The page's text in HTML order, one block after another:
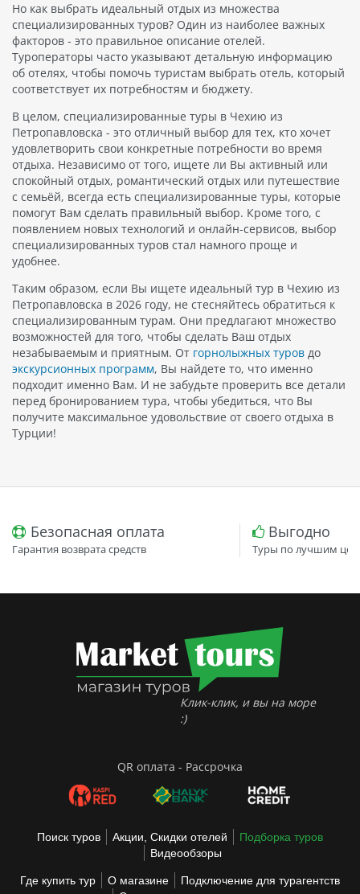
Но как выбрать идеальный отдых из множества
специализированных туров? Один из наиболее важных
факторов - это правильное описание отелей.
Туроператоры часто указывают детальную информацию
об отелях, чтобы помочь туристам выбрать отель, который
соответствует их потребностям и бюджету.
В целом, специализированные туры в Чехию из
Петропавловска - это отличный выбор для тех, кто хочет
удовлетворить свои конкретные потребности во время
отдыха. Независимо от того, ищете ли Вы активный или
спокойный отдых, романтический отдых или путешествие
с семьёй, всегда есть специализированные туры, которые
помогут Вам сделать правильный выбор. Кроме того, с
появлением новых технологий и онлайн-сервисов, выбор
специализированных туров стал намного проще и
удобнее.
Таким образом, если Вы ищете идеальный тур в Чехию из
Петропавловска в 2026 году, не стесняйтесь обратиться к
специализированным турам. Они предлагают множество
возможностей для того, чтобы сделать Ваш отдых
незабываемым и приятным. От горнолыжных туров до
экскурсионных программ, Вы найдете то, что именно
подходит именно Вам. И не забудьте проверить все детали
перед бронированием тура, чтобы убедиться, что Вы
получите максимальное удовольствие от своего отдыха в
Турции!
Безопасная оплата
Гарантия возврата средств
Выгодно
Туры по лучшим
Клик-клик, и вы на море
:)
QR оплата - Рассрочка
Поиск туров Акции, Скидки отелей
Подборка туров
Видеообзоры
Где купить тур О магазине
Подключение для турагентств